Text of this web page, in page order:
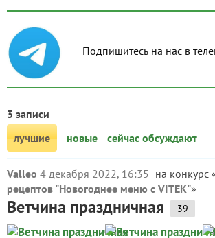
Подпишитесь
3 записи
лучшие
новые сейчас обсуждают
Valleo 4 декабря 2022, 16:35 на конкурс
рецептов "Новогоднее меню с VITEK"»
Ветчина праздничная 39